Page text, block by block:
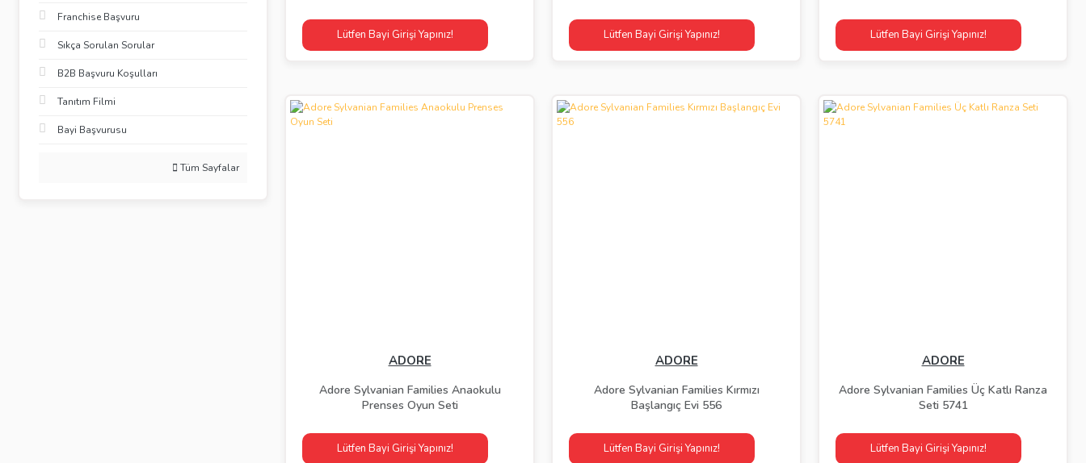
Franchise Başvuru
Sıkça Sorulan Sorular
B2B Başvuru Koşulları
Tanıtım Filmi
Bayi Başvurusu
Tüm Sayfalar
Lütfen Bayi Girişi Yapınız! Lütfen Bayi Girişi Yapınız! Lütfen Bayi Girişi Yapınız!
ADORE
Adore Sylvanian Families Anaokulu
Prenses Oyun Seti
Lütfen Bayi Girişi Yapınız!
ADORE
Adore Sylvanian Families Kırmızı
Başlangıç Evi 556
Lütfen Bayi Girişi Yapınız!
ADORE
Adore Sylvanian Families Üç Katlı Ranza
Seti 5741
Lütfen Bayi Girişi Yapınız!